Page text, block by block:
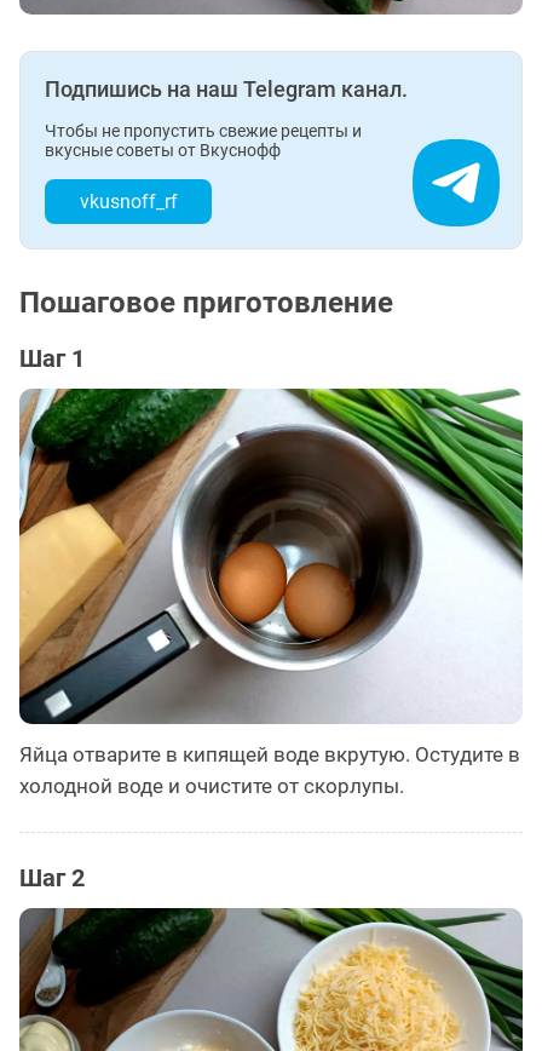
Подпишись на наш Telegram канал.
Чтобы не пропустить свежие рецепты и
вкусные советы от Вкуснофф
vkusnoff_rf
Пошаговое приготовление
Шаг 1
Яйца отварите в кипящей воде вкрутую. Остудите в
холодной воде и очистите от скорлупы.
Шаг 2